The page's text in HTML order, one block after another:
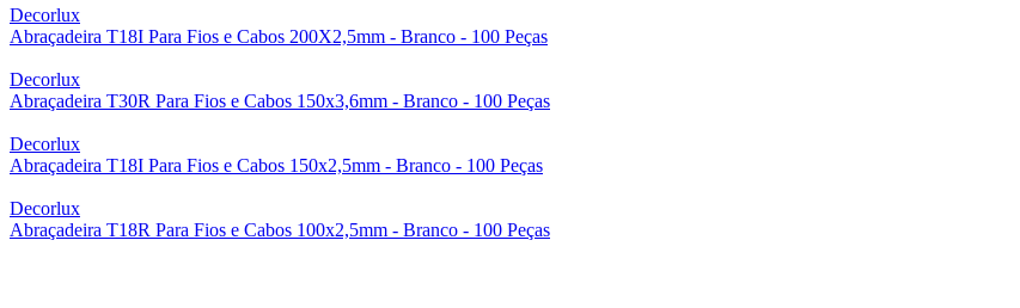
Decorlux
Abraçadeira T18I Para Fios e Cabos 200X2,5mm - Branco - 100 Peças
Decorlux
Abraçadeira T30R Para Fios e Cabos 150x3,6mm - Branco - 100 Peças
Decorlux
Abraçadeira T18I Para Fios e Cabos 150x2,5mm - Branco - 100 Peças
Decorlux
Abraçadeira T18R Para Fios e Cabos 100x2,5mm - Branco - 100 Peças